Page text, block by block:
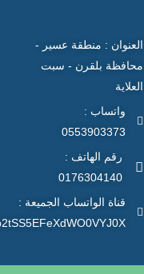
العنوان : منطقة عسير -
محافظة بلقرن - سبت
العلاية
واتساب :
0553903373
رقم الهاتف :
0176304140
قناة الواتساب الجميعة :